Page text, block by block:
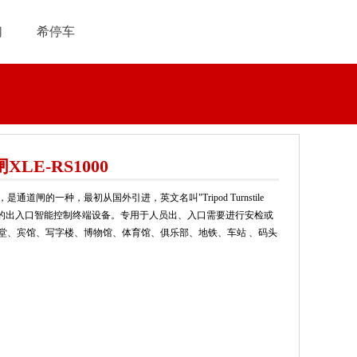
XLE-RS1000
是通道闸的一种，最初从国外引进，英文名叫"Tripod Turnstile
出入口智能控制终端设备。专用于人员出、入口需要进行安检或
、宾馆、写字楼、博物馆、体育馆、俱乐部、地铁、车站 、码头
希停车